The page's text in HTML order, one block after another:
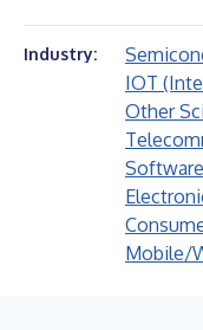
Industry:
IOT
Other
Software
Mobile/